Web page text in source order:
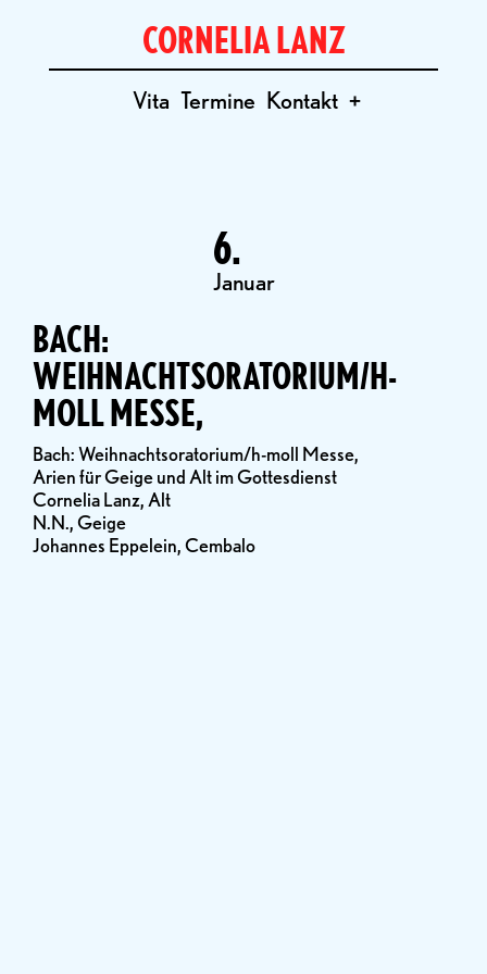
CORNELIA LANZ
Vita Termine Kontakt +
6.
Januar
BACH:
WEIHNACHTSORATORIUM/H-
MOLL MESSE,
Bach: Weihnachtsoratorium/h-moll Messe,
Arien für Geige und Alt im Gottesdienst
Cornelia Lanz, Alt
N.N., Geige
Johannes Eppelein, Cembalo